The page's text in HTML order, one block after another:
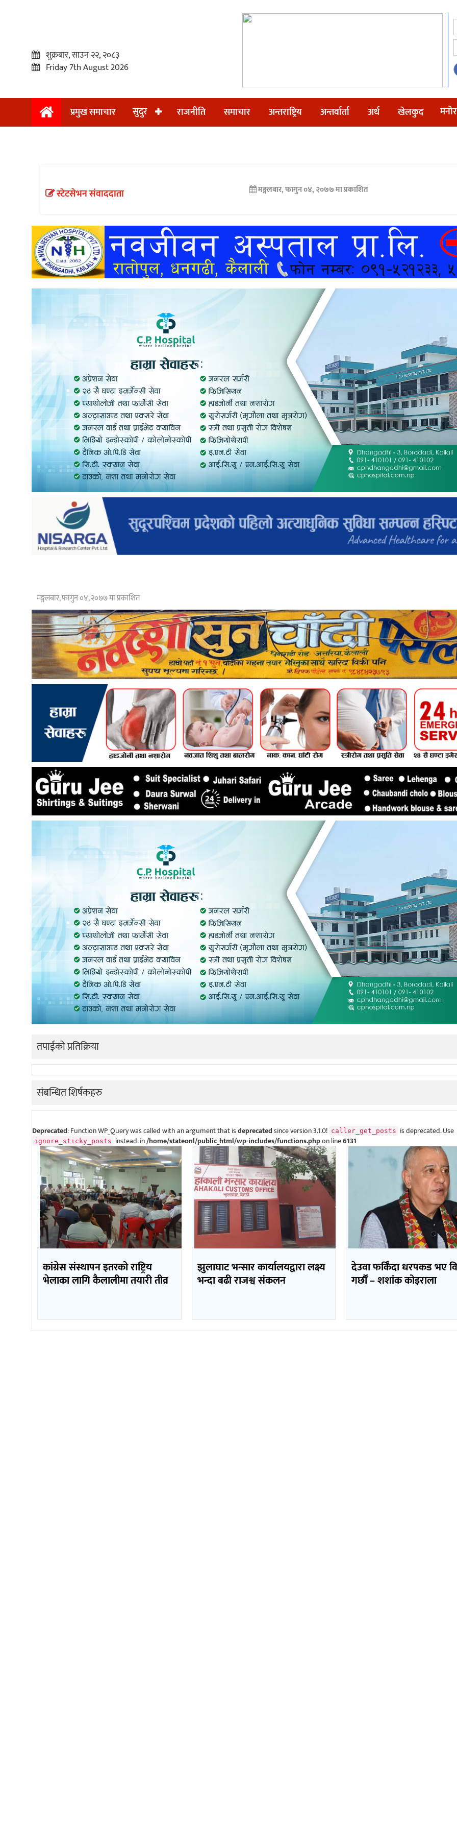
प्रमुख
अन्तराष्ट्रिय
अन्तर्वार्ता
खेलकुद
शुक्रबार, साउन २२, २०८३
Friday 7th August 2026
प्रमुख समाचार सुदुर राजनीति समाचार अन्तराष्ट्रिय अन्तर्वार्ता अर्थ खेलकुद
स्टेटसेभन संवाददाता मङ्गलबार, फागुन ०४, २०७७ मा प्रकाशित
मङ्गलबार, फागुन ०४, २०७७ मा प्रकाशित
तपाईको प्रतिक्रिया
संबन्धित शिर्षकहरु
Deprecated: Function WP_Query was called with an argument that isdeprecatedsince version 3.1.0! caller_get_posts is deprecated. Use
ignore_sticky_posts instead. in/home/stateonl/public_html/wp-includes/functions.phpon line6131
कांग्रेस संस्थापन इतरको राष्ट्रिय
भेलाका लागि कैलालीमा तयारी तीव्र
झुलाघाट भन्सार कार्यालयद्वारा लक्ष्य
भन्दा बढी राजश्व संकलन
देउवा फर्किँदा धरपकड भए
गर्छौँं – शशांक कोइराला